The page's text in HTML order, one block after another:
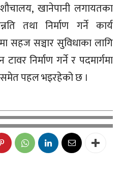
खानेपानी लगायतका
तथा निर्माण गर्ने कार्य
सहज सञ्चार सुविधाका लागि
निर्माण गर्ने र पदमार्गमा
पहल भइरहेको छ ।